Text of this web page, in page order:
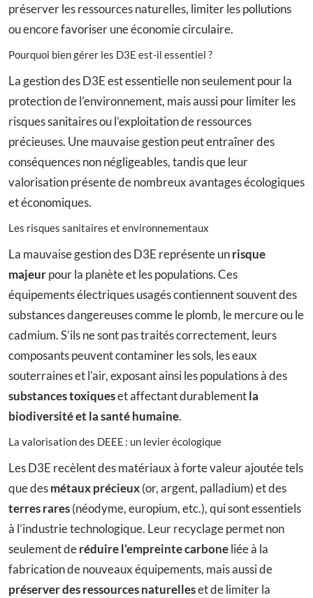
préserver les ressources naturelles, limiter les pollutions
ou encore favoriser une économie circulaire.
Pourquoi bien gérer les D3E est-il essentiel ?
La gestion des D3E est essentielle non seulement pour la
protection de l’environnement, mais aussi pour limiter les
risques sanitaires ou l’exploitation de ressources
précieuses. Une mauvaise gestion peut entraîner des
conséquences non négligeables, tandis que leur
valorisation présente de nombreux avantages écologiques
et économiques.
Les risques sanitaires et environnementaux
La mauvaise gestion des D3E représente unrisque
majeurpour la planète et les populations. Ces
équipements électriques usagés contiennent souvent des
substances dangereuses comme le plomb, le mercure ou le
cadmium. S’ils ne sont pas traités correctement, leurs
composants peuvent contaminer les sols, les eaux
souterraines et l’air, exposant ainsi les populations à des
substances toxiqueset affectant durablementla
biodiversité et la santé humaine.
La valorisation des DEEE : un levier écologique
Les D3E recèlent des matériaux à forte valeur ajoutée tels
que desmétaux précieux(or, argent, palladium) et des
terres rares(néodyme, europium, etc.), qui sont essentiels
à l’industrie technologique. Leur recyclage permet non
seulement deréduire l’empreinte carboneliée à la
fabrication de nouveaux équipements, mais aussi de
préserver des ressources naturelleset de limiter la